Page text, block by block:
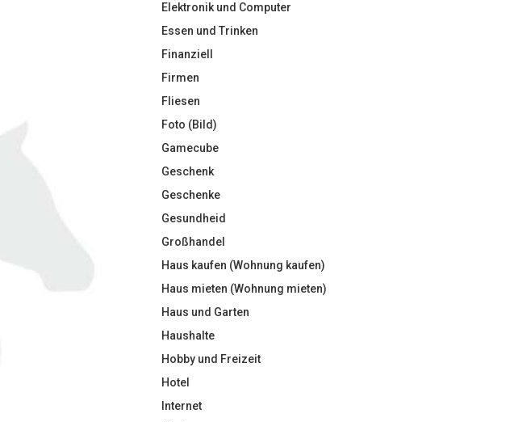
Elektronik und Computer
Essen und Trinken
Finanziell
Firmen
Fliesen
Foto (Bild)
Gamecube
Geschenk
Geschenke
Gesundheid
Großhandel
Haus kaufen (Wohnung kaufen)
Haus mieten (Wohnung mieten)
Haus und Garten
Haushalte
Hobby und Freizeit
Hotel
Internet